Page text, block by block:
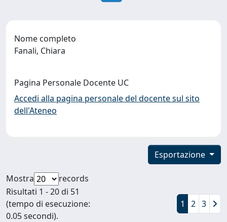
Nome completo
Fanali, Chiara
Pagina Personale Docente UC
Accedi alla pagina personale del docente sul sito
dell'Ateneo
Esportazione
Mostra
records
Risultati 1 - 20 di 51
(tempo di esecuzione:
0.05 secondi).
1 2 3